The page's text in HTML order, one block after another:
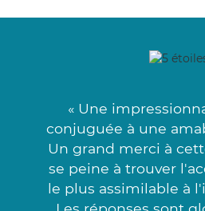
« Une
conjuguée à une
Un grand merci à
se peine à trouver
le plus assimilable à